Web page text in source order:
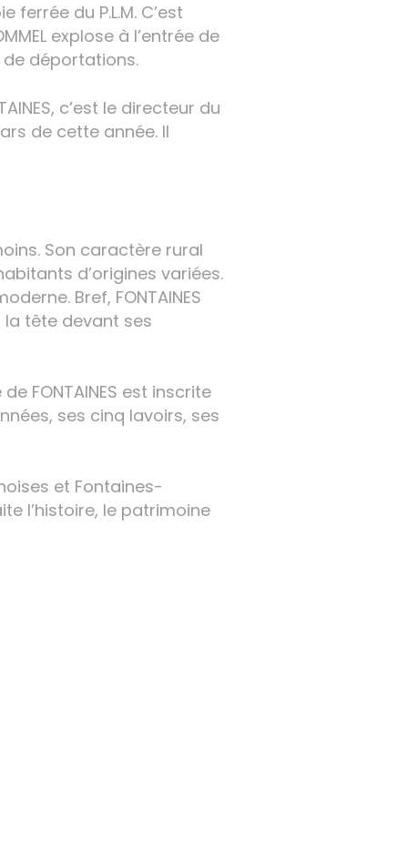
du P.L.M. C’est
explose à l’entrée de
de déportations.
c’est le directeur du
de cette année. Il
Son caractère rural
d’origines variées.
Bref, FONTAINES
la tête devant ses
FONTAINES est inscrite
ses cinq lavoirs, ses
et Fontaines-
l’histoire, le patrimoine